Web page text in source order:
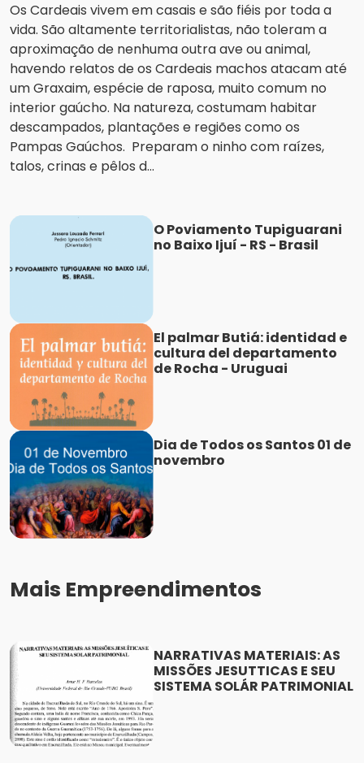
Os Cardeais vivem em casais e são fiéis por toda a
vida. São altamente territorialistas, não toleram a
aproximação de nenhuma outra ave ou animal,
havendo relatos de os Cardeais machos atacam até
um Graxaim, espécie de raposa, muito comum no
interior gaúcho. Na natureza, costumam habitar
descampados, plantações e regiões como os
Pampas Gaúchos. Preparam o ninho com raízes,
talos, crinas e pêlos d...
O Poviamento Tupiguarani
no Baixo Ijuí - RS - Brasil
El palmar Butiá: identidad e
cultura del departamento
de Rocha - Uruguai
Dia de Todos os Santos 01 de
novembro
Mais Empreendimentos
NARRATIVAS MATERIAIS: AS
MISSÕES JESUTTICAS E SEU
SISTEMA SOLÁR PATRIMONIAL